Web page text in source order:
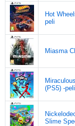
Hot
peli
Miasma
(PS5) -peli
Slime